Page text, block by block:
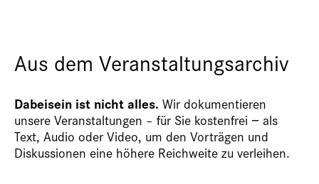
Aus dem Veranstaltungsarchiv
Dabeisein ist nicht alles. Wir dokumentieren
unsere Veranstaltungen – für Sie kostenfrei − als
Text, Audio oder Video, um den Vorträgen und
Diskussionen eine höhere Reichweite zu verleihen.